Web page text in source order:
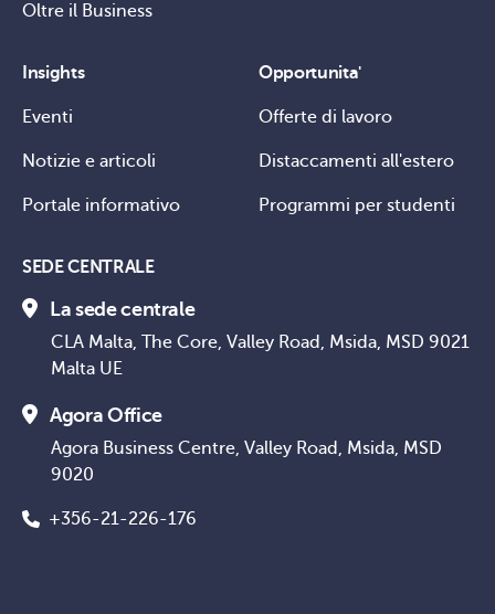
Oltre il Business
Insights
Eventi
Notizie e articoli
Portale informativo
Opportunita'
Offerte di lavoro
Distaccamenti all'estero
Programmi per studenti
SEDE CENTRALE
La sede centrale
CLA Malta, The Core, Valley Road, Msida, MSD 9021
Malta UE
Agora Office
Agora Business Centre, Valley Road, Msida, MSD
9020
+356-21-226-176